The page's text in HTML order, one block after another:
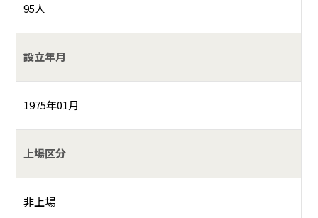
95人
設立年月
1975年01月
上場区分
非上場